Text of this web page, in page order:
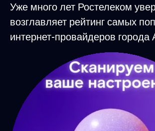
Уже много лет Ростелеком
возглавляет рейтинг самых
интернет-провайдеров города